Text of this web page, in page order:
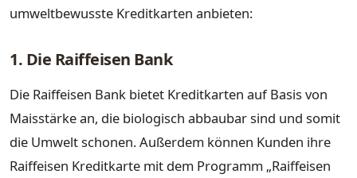
umweltbewusste Kreditkarten anbieten:
1. Die Raiffeisen Bank
Die Raiffeisen Bank bietet Kreditkarten auf Basis von
Maisstärke an, die biologisch abbaubar sind und somit
die Umwelt schonen. Außerdem können Kunden ihre
Raiffeisen Kreditkarte mit dem Programm „Raiffeisen